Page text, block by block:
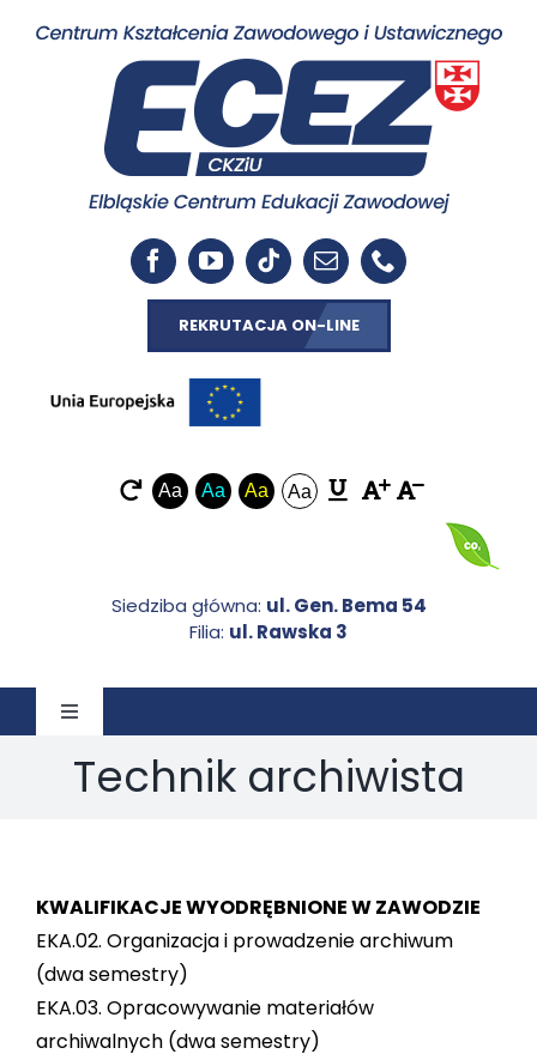
REKRUTACJA ON-LINE
Aa Aa Aa Aa
Siedziba główna: ul. Gen. Bema 54
Filia: ul. Rawska 3
Toggle
Navigation
STRONA GŁÓWNA
AKTUALNOŚCI
DOKUMENTY DO POBRANIA
Technik archiwista
KWALIFIKACJE WYODRĘBNIONE W ZAWODZIE
EKA.02. Organizacja i prowadzenie archiwum
(dwa semestry)
EKA.03. Opracowywanie materiałów
archiwalnych (dwa semestry)